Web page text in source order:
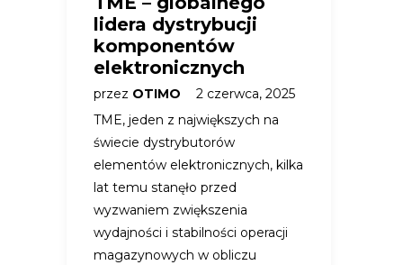
lidera dystrybucji
komponentów
elektronicznych
przez OTIMO
2 czerwca, 2025
TME, jeden z największych na
świecie dystrybutorów
elementów elektronicznych, kilka
lat temu stanęło przed
wyzwaniem zwiększenia
wydajności i stabilności operacji
magazynowych w obliczu